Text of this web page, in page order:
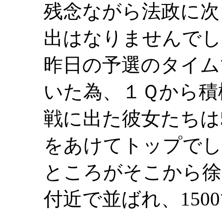
残念ながら法政に
出はなりませんで
昨日の予選のタイ
いた為、１Ｑから
戦に出た彼女たち
をあけてトップで
ところがそこから
付近で並ばれ、